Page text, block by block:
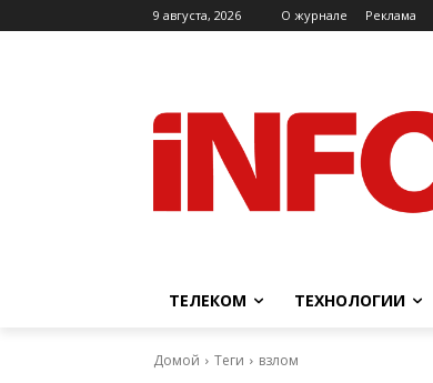
9 августа, 2026 O журнале Реклама
ТЕЛЕКОМ ТЕХНОЛОГИИ
Домой Теги взлом